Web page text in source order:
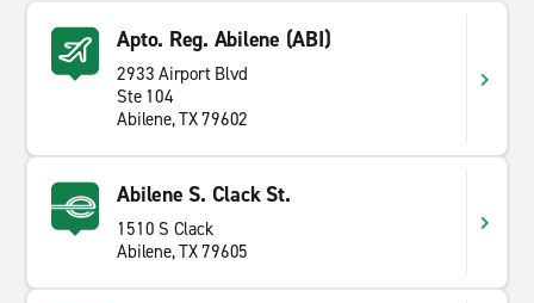
Apto. Reg. Abilene (ABI)
2933 Airport Blvd
Ste 104
Abilene, TX 79602
Abilene S. Clack St.
1510 S Clack
Abilene, TX 79605